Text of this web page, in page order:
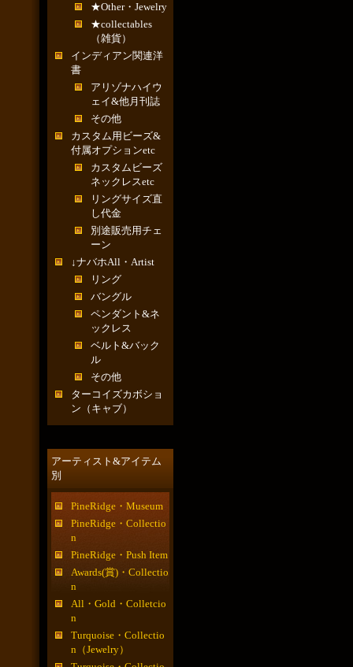
★Other・Jewelry
★collectables
（雑貨）
インディアン関連洋
書
アリゾナハイウ
ェイ&他月刊誌
その他
カスタム用ビーズ&
付属オプションetc
カスタムビーズ
ネックレスetc
リングサイズ直
し代金
別途販売用チェ
ーン
↓ナバホAll・Artist
リング
バングル
ペンダント&ネ
ックレス
ベルト&バック
ル
その他
ターコイズカボショ
ン（キャブ）
アーティスト&アイテム
別
PineRidge・Museum
PineRidge・Collectio
n
PineRidge・Push Item
Awards(賞)・Collectio
n
All・Gold・Colletcio
n
Turquoise・Collectio
n（Jewelry）